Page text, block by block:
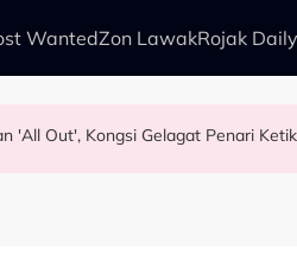
WantedZon LawakRojak Daily
Meninggal Dunia, Misha Omar:
'All Out', Kongsi Gelagat Penari
'Back-Up' Awie - "Ini Namanya
Kedua, Beri Nama…